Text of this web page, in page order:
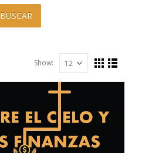
BUSCAR
Show: